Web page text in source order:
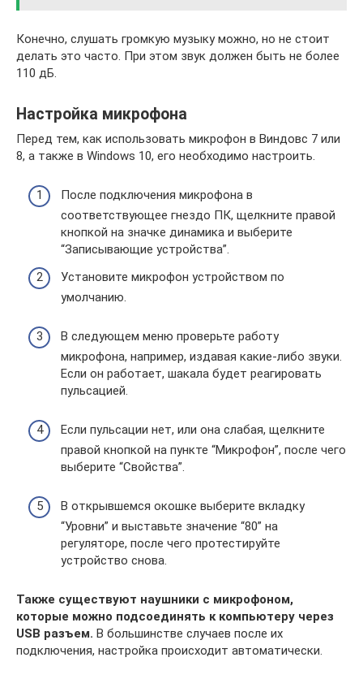
Конечно, слушать громкую музыку можно, но не стоит
делать это часто. При этом звук должен быть не более
110 дБ.
Настройка микрофона
Перед тем, как использовать микрофон в Виндовс 7 или
8, а также в Windows 10, его необходимо настроить.
После подключения микрофона в
соответствующее гнездо ПК, щелкните правой
кнопкой на значке динамика и выберите
“Записывающие устройства”.
Установите микрофон устройством по
умолчанию.
В следующем меню проверьте работу
микрофона, например, издавая какие-либо звуки.
Если он работает, шакала будет реагировать
пульсацией.
Если пульсации нет, или она слабая, щелкните
правой кнопкой на пункте “Микрофон”, после чего
выберите “Свойства”.
В открывшемся окошке выберите вкладку
“Уровни” и выставьте значение “80” на
регуляторе, после чего протестируйте
устройство снова.
Также существуют наушники с микрофоном,
которые можно подсоединять к компьютеру через
USB разъем. В большинстве случаев после их
подключения, настройка происходит автоматически.